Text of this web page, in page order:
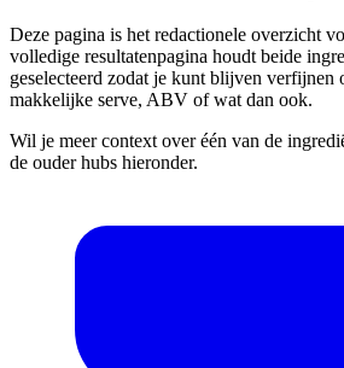
Deze pagina is het redactionele overzicht
volledige resultatenpagina houdt beide
geselecteerd zodat je kunt blijven verfijnen
makkelijke serve, ABV of wat dan ook.
Wil je meer context over één van de
de ouder hubs hieronder.